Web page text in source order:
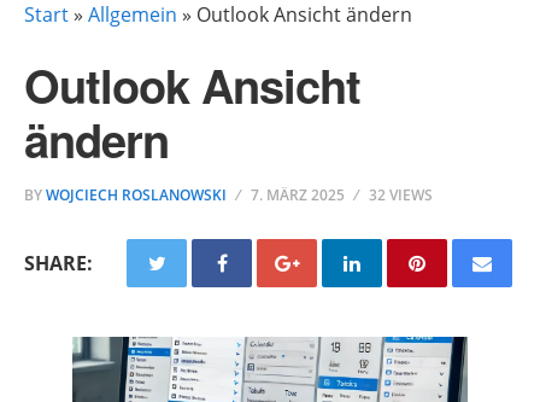
Start» Allgemein » Outlook Ansicht ändern
Outlook Ansicht
ändern
BYWOJCIECH ROSLANOWSKI 7. MÄRZ 2025 32 VIEWS
SHARE: